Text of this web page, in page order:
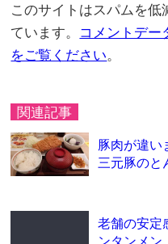
このサイトはスパムを
ています。 コメントデー
をご覧ください。
関連記事
豚肉が違
三元豚のと
老舗の安
ンタンメン